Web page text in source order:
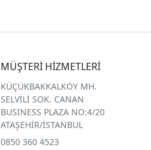
MÜŞTERİ HİZMETLERİ
KÜÇÜKBAKKALKÖY MH.
SELVİLİ SOK. CANAN
BUSINESS PLAZA NO:4/20
ATAŞEHİR/İSTANBUL
0850 360 4523